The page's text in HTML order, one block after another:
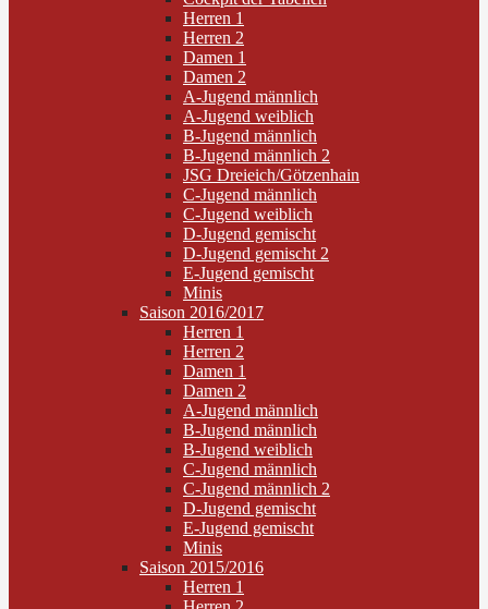
Herren 1
Herren 2
Damen 1
Damen 2
A-Jugend männlich
A-Jugend weiblich
B-Jugend männlich
B-Jugend männlich 2
JSG Dreieich/Götzenhain
C-Jugend männlich
C-Jugend weiblich
D-Jugend gemischt
D-Jugend gemischt 2
E-Jugend gemischt
Minis
Saison 2016/2017
Herren 1
Herren 2
Damen 1
Damen 2
A-Jugend männlich
B-Jugend männlich
B-Jugend weiblich
C-Jugend männlich
C-Jugend männlich 2
D-Jugend gemischt
E-Jugend gemischt
Minis
Saison 2015/2016
Herren 1